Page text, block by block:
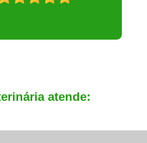
atende: